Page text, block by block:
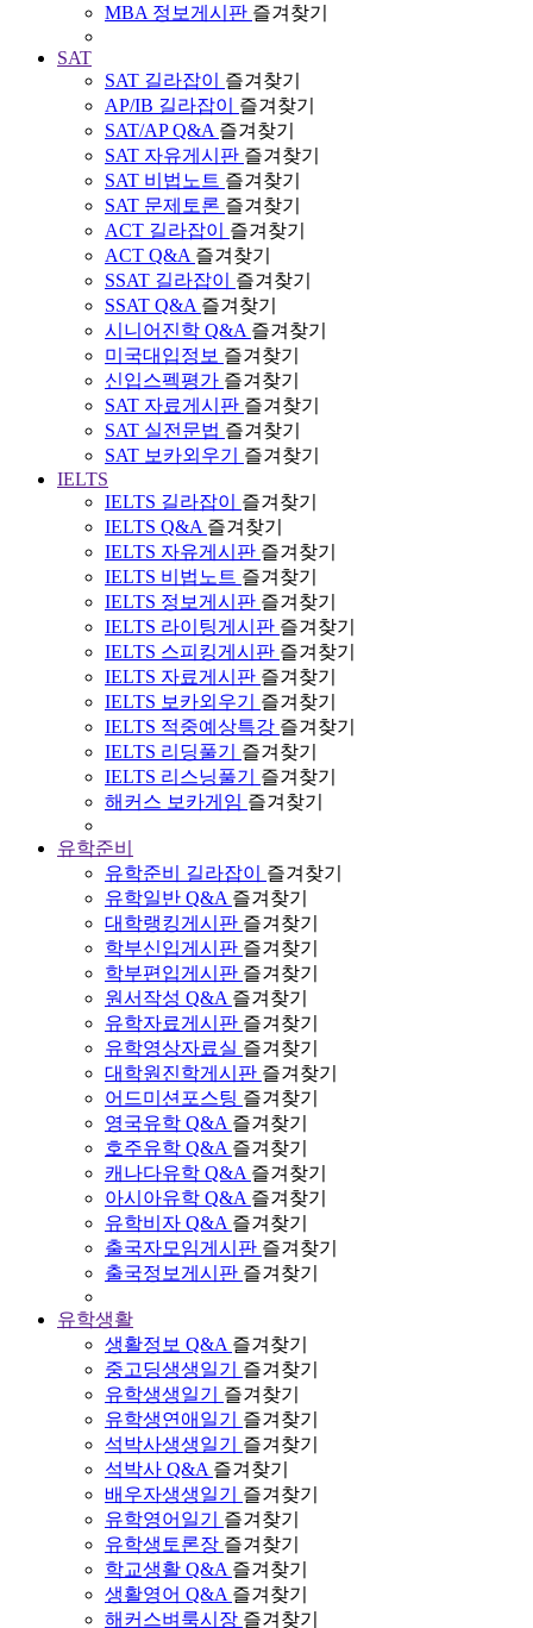
MBA 정보게시판 즐겨찾기
SAT
SAT 길라잡이
즐겨찾기
AP/IB 길라잡이
즐겨찾기
SAT/AP Q&A 즐겨찾기
SAT 자유게시판 즐겨찾기
SAT 비법노트 즐겨찾기
SAT 문제토론 즐겨찾기
ACT 길라잡이
즐겨찾기
ACT Q&A 즐겨찾기
SSAT 길라잡이
즐겨찾기
SSAT Q&A 즐겨찾기
시니어진학 Q&A 즐겨찾기
미국대입정보 즐겨찾기
신입스펙평가 즐겨찾기
SAT 자료게시판 즐겨찾기
SAT 실전문법 즐겨찾기
SAT 보카외우기
즐겨찾기
IELTS
IELTS 길라잡이
즐겨찾기
IELTS Q&A 즐겨찾기
IELTS 자유게시판 즐겨찾기
IELTS 비법노트 즐겨찾기
IELTS 정보게시판 즐겨찾기
IELTS 라이팅게시판 즐겨찾기
IELTS 스피킹게시판 즐겨찾기
IELTS 자료게시판 즐겨찾기
IELTS 보카외우기
즐겨찾기
IELTS 적중예상특강 즐겨찾기
IELTS 리딩풀기
즐겨찾기
IELTS 리스닝풀기
즐겨찾기
해커스 보카게임 즐겨찾기
유학준비
유학준비 길라잡이
즐겨찾기
유학일반 Q&A 즐겨찾기
대학랭킹게시판 즐겨찾기
학부신입게시판 즐겨찾기
학부편입게시판 즐겨찾기
원서작성 Q&A 즐겨찾기
유학자료게시판 즐겨찾기
유학영상자료실 즐겨찾기
대학원진학게시판 즐겨찾기
어드미션포스팅 즐겨찾기
영국유학 Q&A 즐겨찾기
호주유학 Q&A 즐겨찾기
캐나다유학 Q&A 즐겨찾기
아시아유학 Q&A 즐겨찾기
유학비자 Q&A 즐겨찾기
출국자모임게시판 즐겨찾기
출국정보게시판 즐겨찾기
유학생활
생활정보 Q&A 즐겨찾기
중고딩생생일기
즐겨찾기
유학생생일기
즐겨찾기
유학생연애일기
즐겨찾기
석박사생생일기
즐겨찾기
석박사 Q&A 즐겨찾기
배우자생생일기
즐겨찾기
유학영어일기
즐겨찾기
유학생토론장 즐겨찾기
학교생활 Q&A 즐겨찾기
생활영어 Q&A 즐겨찾기
해커스벼룩시장 즐겨찾기